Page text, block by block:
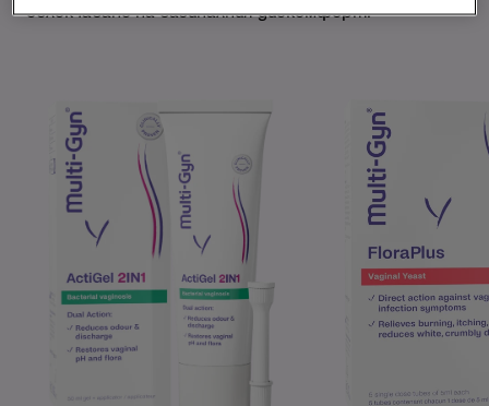
облекчаване на вагиналния дискомфорт.